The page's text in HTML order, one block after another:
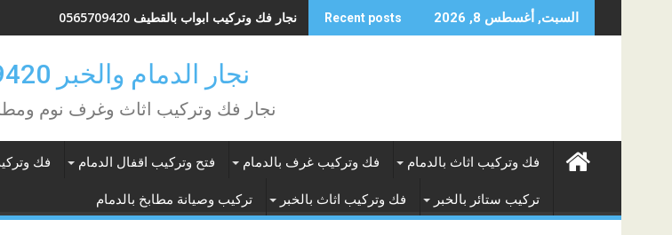
to
السبت, أغسطس 8, 2026 Recent posts نجار فك وتركيب ابواب بالقطيف 0565709420
نجار الدمام والخبر 0565709420
نجار فك وتركيب اثاث وغرف نوم
فك وتركيب اثاث بالدمام فك وتركيب غرف بالدمام فتح وتركيب اقفال الدمام فك
تركيب ستائر بالخبر فك وتركيب اثاث بالخبر تركيب وصيانة مطابخ بالدمام